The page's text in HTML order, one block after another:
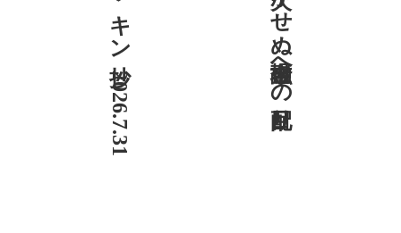
ニッキン抄 2026.7.31 社説 欠かせぬ金融市場への目配り